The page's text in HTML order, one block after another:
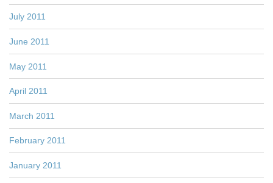
July 2011
June 2011
May 2011
April 2011
March 2011
February 2011
January 2011